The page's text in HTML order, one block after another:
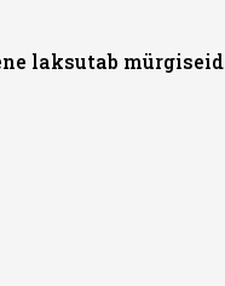
laksutab mürgiseid